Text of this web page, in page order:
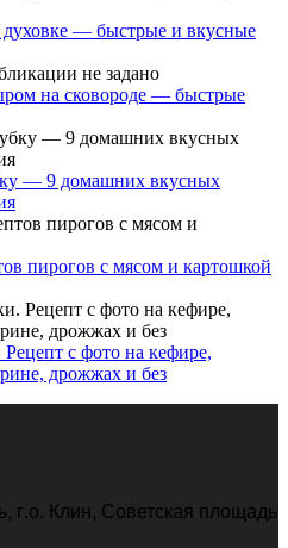
— быстрые и вкусные
на сковороде — быстрые
— 9 домашних вкусных
пирогов с мясом и картошкой
с фото на кефире,
дрожжах и без
г.о. Клин, Советская площадь